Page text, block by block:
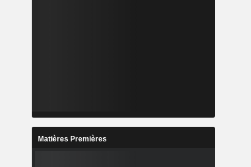
Matières Premières